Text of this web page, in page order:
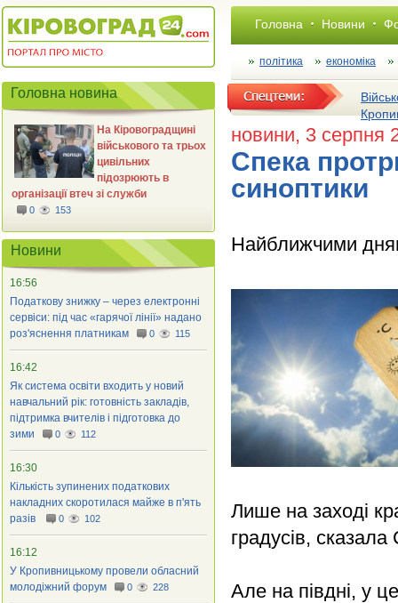
Головна Новини
політика економіка
новини, 3 серпня
Спека
синоптики
Найближчими
Лише на заході
градусів,
Але на півдні, у
Головна новина
На Кіровоградщині
військового та трьох
цивільних
підозрюють в
організації втеч зі служби
0 153
Новини
16:56
Податкову знижку – через електронні
сервіси: під час «гарячої лінії» надано
роз'яснення платникам
0 115
16:42
Як система освіти входить у новий
навчальний рік: готовність закладів,
підтримка вчителів і підготовка до
зими
0 112
16:30
Кількість зупинених податкових
накладних скоротилася майже в п'ять
разів
0 102
16:12
У Кропивницькому провели обласний
молодіжний форум
0 228